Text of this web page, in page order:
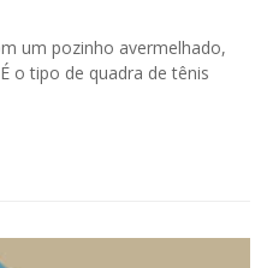
um pozinho avermelhado,
o tipo de quadra de tênis